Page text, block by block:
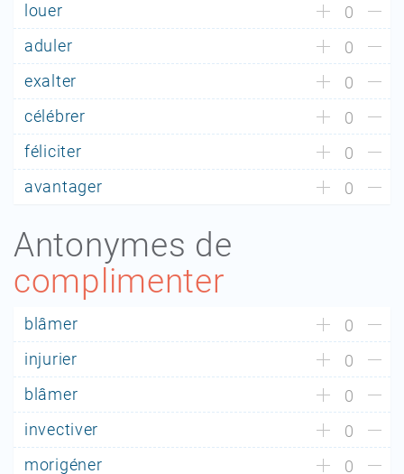
louer
0
aduler
0
exalter
0
célébrer
0
féliciter
0
avantager
0
Antonymes de
complimenter
blâmer
0
injurier
0
blâmer
0
invectiver
0
morigéner
0